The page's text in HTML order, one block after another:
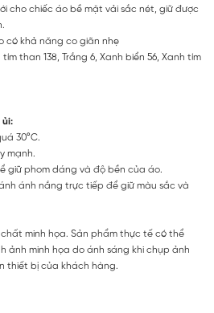
cho chiếc áo bề mặt vải sắc nét, giữ được
có khả năng co giãn nhẹ
tím than 138, Trắng 6, Xanh biển 56, Xanh tím
ủi:
30°C.
mạnh.
giữ phom dáng và độ bền của áo.
ánh nắng trực tiếp để giữ màu sắc và
minh họa. Sản phẩm thực tế có thể
ảnh minh họa do ánh sáng khi chụp ảnh
thiết bị của khách hàng.